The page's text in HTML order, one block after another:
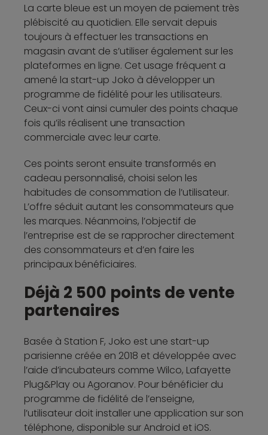
La carte bleue est un moyen de paiement très
plébiscité au quotidien. Elle servait depuis
toujours à effectuer les transactions en
magasin avant de s’utiliser également sur les
plateformes en ligne. Cet usage fréquent a
amené la start-up Joko à développer un
programme de fidélité pour les utilisateurs.
Ceux-ci vont ainsi cumuler des points chaque
fois qu’ils réalisent une transaction
commerciale avec leur carte.
Ces points seront ensuite transformés en
cadeau personnalisé, choisi selon les
habitudes de consommation de l’utilisateur.
L’offre séduit autant les consommateurs que
les marques. Néanmoins, l’objectif de
l’entreprise est de se rapprocher directement
des consommateurs et d’en faire les
principaux bénéficiaires.
Déjà 2 500 points de vente
partenaires
Basée à Station F, Joko est une start-up
parisienne créée en 2018 et développée avec
l’aide d’incubateurs comme Wilco, Lafayette
Plug&Play ou Agoranov. Pour bénéficier du
programme de fidélité de l’enseigne,
l’utilisateur doit installer une application sur son
téléphone, disponible sur Android et iOS.